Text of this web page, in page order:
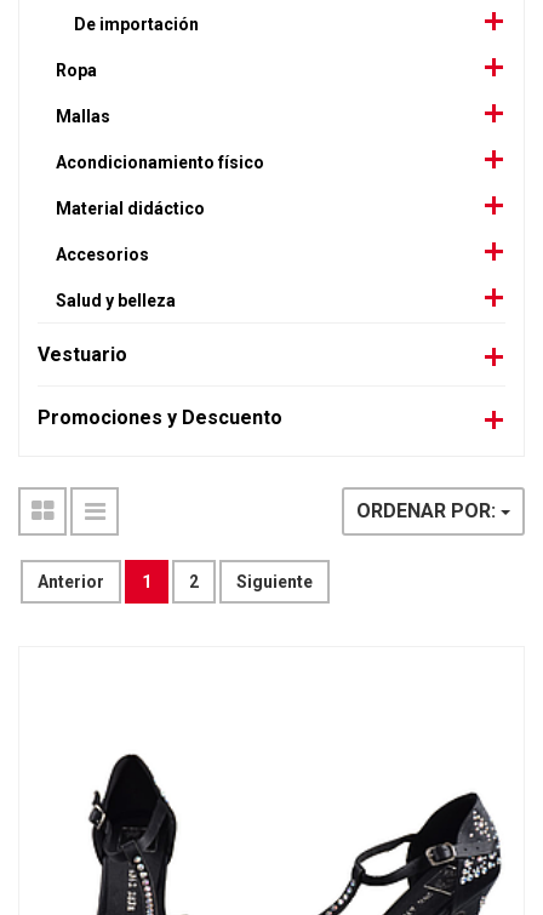
De importación
Ropa
Mallas
Acondicionamiento físico
Material didáctico
Accesorios
Salud y belleza
Vestuario
Promociones y Descuento
Anterior 1 2 Siguiente
ORDENAR POR: